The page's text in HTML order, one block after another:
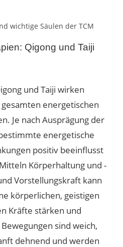
Qigong und Taiji
und Taiji wirken
energetischen
Je nach Ausprägung der
energetische
positiv beeinflusst
Körperhaltung und -
Vorstellungskraft kann
körperlichen, geistigen
Kräfte stärken und
sind weich,
dehnend und werden